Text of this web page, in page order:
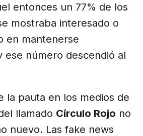
entonces un 77% de los
mostraba interesado o
en mantenerse
ese número descendió al
la pauta en los medios de
llamado Círculo Rojo no
nuevo. Las fake news